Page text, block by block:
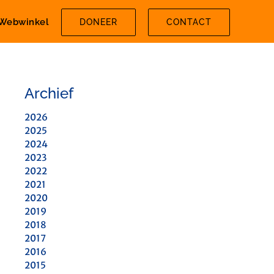
DONEER CONTACT
Archief
2026
2025
2024
2023
2022
2021
2020
2019
2018
2017
2016
2015